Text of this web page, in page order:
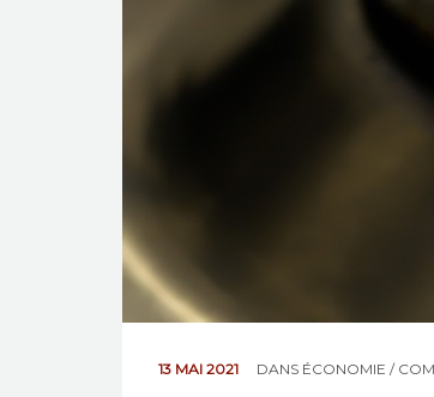
13 MAI 2021 DANS ÉCONOMIE /